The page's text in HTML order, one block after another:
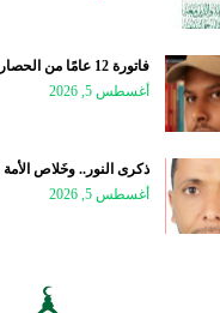
فاتورة 12 عامًا من الحصار والعدوان
أغسطس 5, 2026
ذكرى النور.. وخَلاص الأمة
أغسطس 5, 2026